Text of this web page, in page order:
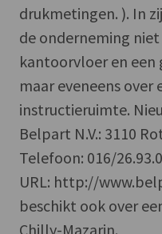
drukmetingen. ). In
de onderneming
kantoorvloer en
maar eveneens over
instructieruimte.
Belpart N.V.: 3110
Telefoon: 016/
URL: http://
beschikt ook over
Chilly-Mazarin.